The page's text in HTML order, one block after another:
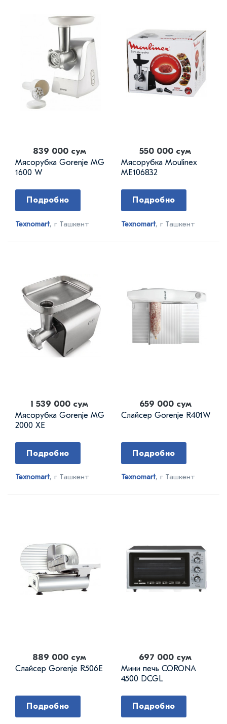
839 000 сум
Мясорубка Gorenje MG
1600 W
Подробно
Texnomart, г Ташкент
550 000 сум
Мясорубка Moulinex
ME106832
Подробно
Texnomart, г Ташкент
1 539 000 сум
Мясорубка Gorenje MG
2000 XE
Подробно
Texnomart, г Ташкент
659 000 сум
Слайсер Gorenje R401W
Подробно
Texnomart, г Ташкент
889 000 сум
Слайсер Gorenje R506E
Подробно
697 000 сум
Мини печь CORONA
4500 DCGL
Подробно